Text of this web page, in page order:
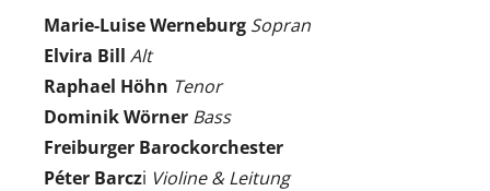
Marie-Luise Werneburg Sopran
Elvira Bill Alt
Raphael Höhn Tenor
Dominik Wörner Bass
Freiburger Barockorchester
Péter Barczi Violine & Leitung